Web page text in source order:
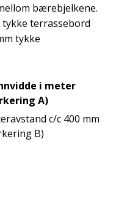
bærebjelkene.
tykke terrassebord
tykke
i meter
A)
c/c 400 mm
B)